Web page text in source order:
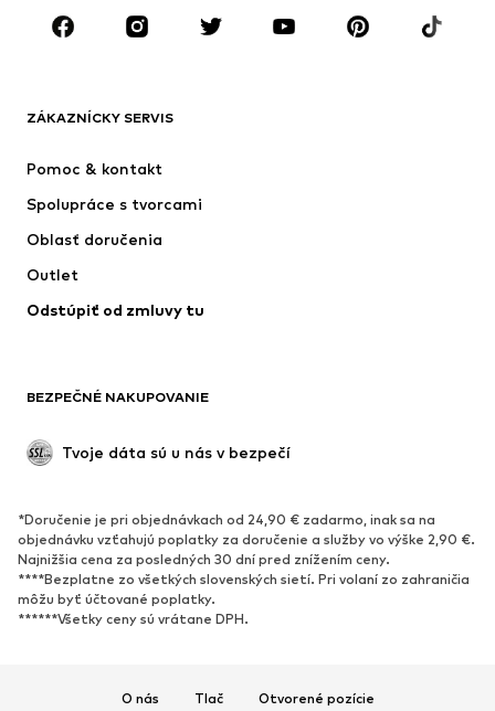
Doplnky
Premium
Nové
Bundy
Bielizeň
Kabáty
Plavky
Upcyklácia
Nové
Obľúbené
Tenisky
Členkové čižmy
Topánky na vysokom podpätku
Sandále
Papuče
ZÁKAZNÍCKY SERVIS
Pomoc & kontakt
Spolupráce s tvorcami
Oblasť doručenia
Outlet
Odstúpiť od zmluvy tu
BEZPEČNÉ NAKUPOVANIE
Tvoje dáta sú u nás v bezpečí
*Doručenie je pri objednávkach od 24,90 € zadarmo, inak sa na
objednávku vzťahujú poplatky za doručenie a služby vo výške 2,90 €.
Najnižšia cena za posledných 30 dní pred znížením ceny.
****Bezplatne zo všetkých slovenských sietí. Pri volaní zo zahraničia
môžu byť účtované poplatky.
******Všetky ceny sú vrátane DPH.
O nás Tlač Otvorené pozície